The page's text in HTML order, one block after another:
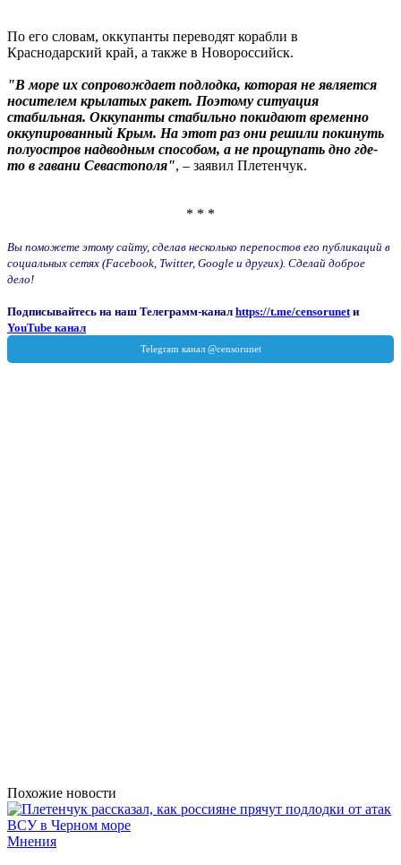
По его словам, оккупанты переводят корабли в
Краснодарский край, а также в Новороссийск.
"В море их сопровождает подлодка, которая не является
носителем крылатых ракет. Поэтому ситуация
стабильная. Оккупанты стабильно покидают временно
оккупированный Крым. На этот раз они решили покинуть
полуостров надводным способом, а не прощупать дно где-
то в гавани Севастополя", – заявил Плетенчук.
* * *
Вы поможете этому сайту, сделав несколько перепостов его публикаций в
социальных сетях (Facebook, Twitter, Google и других). Сделай доброе
дело!
Подписывайтесь на наш Телеграмм-канал https://t.me/censorunet и
YouTube канал
Похожие новости
Мнения